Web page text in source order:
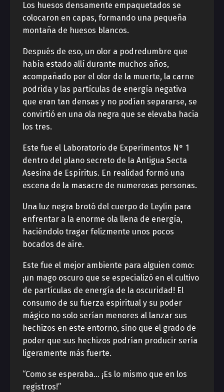
Los huesos densamente empaquetados se
colocaron en capas, formando una pequeña
montaña de huesos blancos.
Después de eso, un olor a podredumbre que
había estado allí durante muchos años,
acompañado por el olor de la muerte, la carne
podrida y las partículas de energía negativa
que eran tan densas y no podían separarse, se
convirtió en una ola negra que se elevaba hacia
los tres.
Este fue el Laboratorio de Experimentos N° 1
dentro del plano secreto de la Antigua Secta
Asesina de Espíritus. En realidad formó una
escena de la masacre de numerosas personas.
Una luz negra brotó del cuerpo de Leylin para
enfrentar a la enorme ola llena de energía,
haciéndolo tragar felizmente unos pocos
bocados de aire.
Este fue el mejor ambiente para alguien como:
¡un mago oscuro que se especializó en el cultivo
de partículas de energía de la oscuridad! El
consumo de su fuerza espiritual y su poder
mágico no solo serían menores al lanzar sus
hechizos en este entorno, sino que el grado de
poder que sus hechizos podrían producir sería
ligeramente más fuerte.
“Como se esperaba… ¡Es lo mismo que en los
registros!”